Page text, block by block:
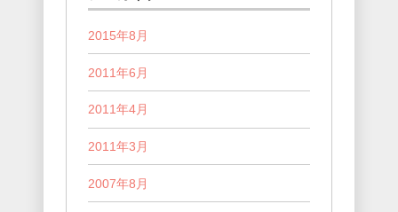
2015年8月
2011年6月
2011年4月
2011年3月
2007年8月